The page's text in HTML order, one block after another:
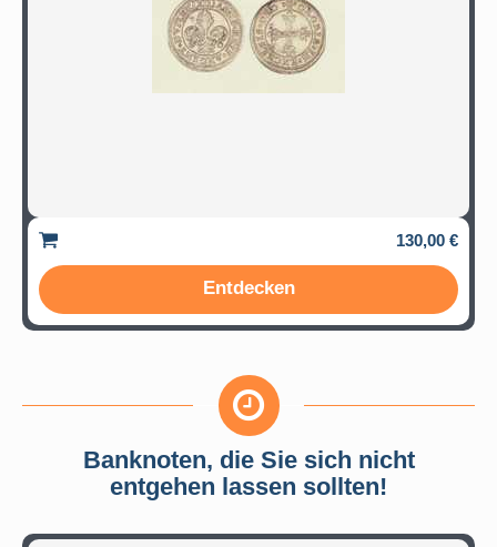
130,00 €
Entdecken
Banknoten, die Sie sich nicht
entgehen lassen sollten!